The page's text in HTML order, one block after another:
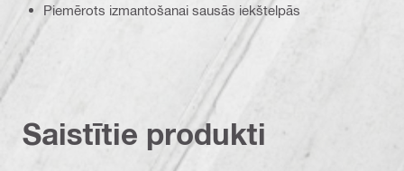
Piemērots izmantošanai sausās iekštelpās
Saistītie produkti